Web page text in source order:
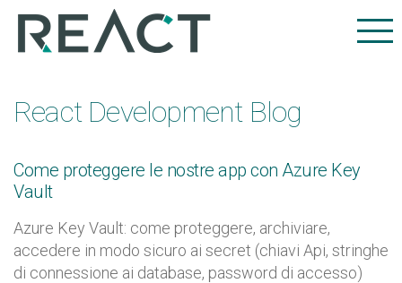
React Development Blog
Come proteggere le nostre app con Azure Key
Vault
Azure Key Vault: come proteggere, archiviare,
accedere in modo sicuro ai secret (chiavi Api, stringhe
di connessione ai database, password di accesso)